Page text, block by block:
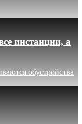
инстанции, а
обустройства